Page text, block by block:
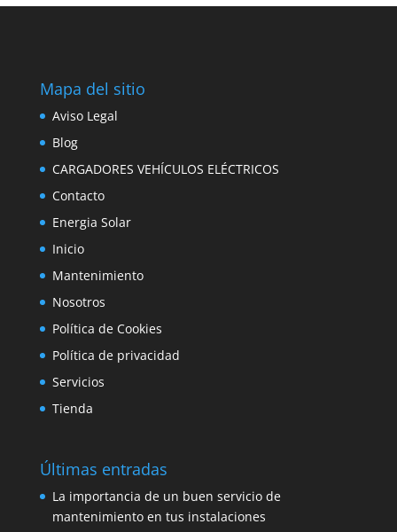
Mapa del sitio
Aviso Legal
Blog
CARGADORES VEHÍCULOS ELÉCTRICOS
Contacto
Energia Solar
Inicio
Mantenimiento
Nosotros
Política de Cookies
Política de privacidad
Servicios
Tienda
Últimas entradas
La importancia de un buen servicio de
mantenimiento en tus instalaciones